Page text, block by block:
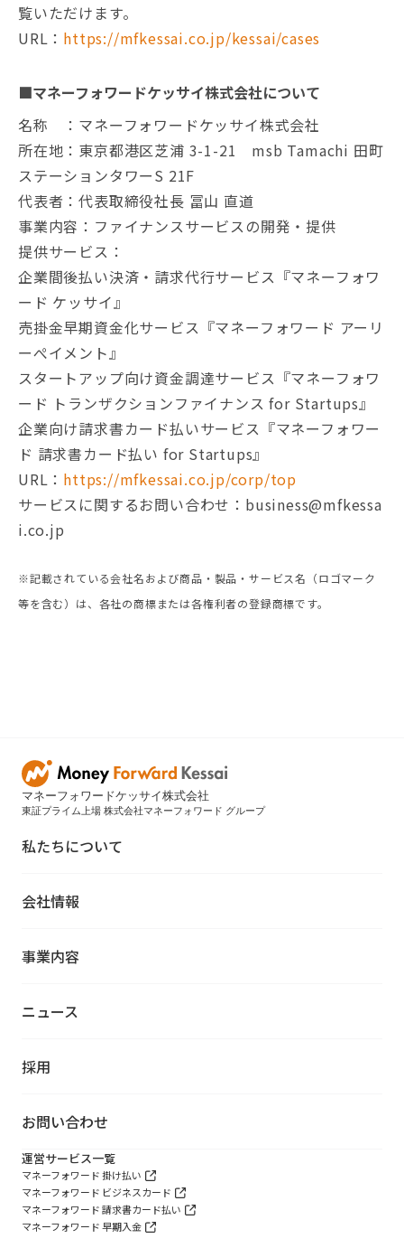
覧いただけます。
URL： https://mfkessai.co.jp/kessai/cases
■マネーフォワードケッサイ株式会社について
名称 ：マネーフォワードケッサイ株式会社
所在地：東京都港区芝浦 3-1-21 msb Tamachi 田町
ステーションタワーS 21F
代表者：代表取締役社長 冨山 直道
事業内容：ファイナンスサービスの開発・提供
提供サービス：
企業間後払い決済・請求代行サービス『マネーフォワ
ード ケッサイ』
売掛金早期資金化サービス『マネーフォワード アーリ
ーぺイメント』
スタートアップ向け資金調達サービス『マネーフォワ
ード トランザクションファイナンス for Startups』
企業向け請求書カード払いサービス『マネーフォワー
ド 請求書カード払い for Startups』
URL： https://mfkessai.co.jp/corp/top
サービスに関するお問い合わせ：business@mfkessa
i.co.jp
※記載されている会社名および商品・製品・サービス名（ロゴマーク
等を含む）は、各社の商標または各権利者の登録商標です。
マネーフォワードケッサイ株式会社
東証プライム上場 株式会社マネーフォワード グループ
私たちについて
会社情報
事業内容
ニュース
採用
お問い合わせ
運営サービス一覧
マネーフォワード 掛け払い
マネーフォワード ビジネスカード
マネーフォワード 請求書カード払い
マネーフォワード 早期入金